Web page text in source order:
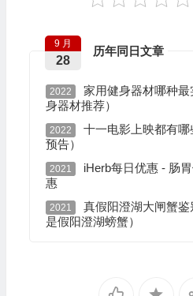
历年同日文章
9 月
28
2022
家用健身器材哪种
身器材推荐）
2022
十一电影上映都有
预告）
2021
iHerb每日优惠 - 肠
惠
2021
真假阳澄湖大闸蟹
是假阳澄湖螃蟹）